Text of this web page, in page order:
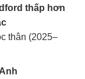
thấp hơn
thân (2025–